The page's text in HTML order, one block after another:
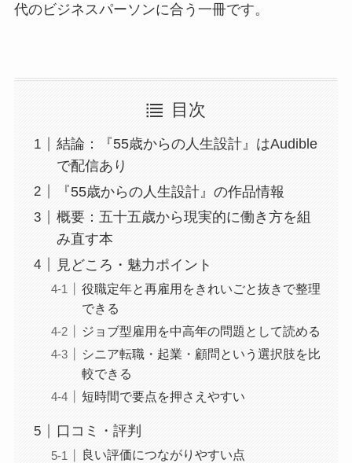
代のビジネスパーソンに合う一冊です。
目次
結論：『55歳からの人生設計』はAudible
で配信あり
『55歳からの人生設計』の作品情報
概要：五十五歳から現実的に働き方を組
み直す本
見どころ・魅力ポイント
役職定年と再雇用をきれいごと抜きで整理
できる
ジョブ型雇用を中高年の問題として読める
シニア転職・起業・顧問という選択肢を比
較できる
短時間で要点を押さえやすい
口コミ・評判
良い評価につながりやすい点